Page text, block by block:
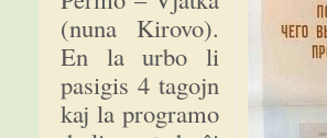
(nuna Kirovo).
En la urbo li
pasigis 4 tagojn
kaj la programo